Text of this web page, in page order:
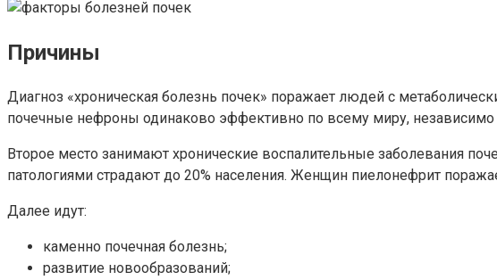
Причины
Диагноз «хроническая болезнь почек» поражает людей с
почечные нефроны одинаково эффективно по всему миру, независимо
Второе место занимают хронические воспалительные заболевания
патологиями страдают до 20% населения. Женщин пиелонефрит
Далее идут:
каменно почечная болезнь;
развитие новообразований;